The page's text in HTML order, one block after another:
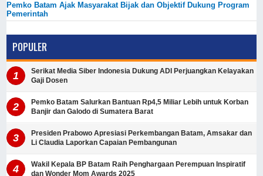
Pemko Batam Ajak Masyarakat Bijak dan Objektif Dukung Program
Pemerintah
POPULER
Serikat Media Siber Indonesia Dukung ADI Perjuangkan Kelayakan
Gaji Dosen
Pemko Batam Salurkan Bantuan Rp4,5 Miliar Lebih untuk Korban
Banjir dan Galodo di Sumatera Barat
Presiden Prabowo Apresiasi Perkembangan Batam, Amsakar dan
Li Claudia Laporkan Capaian Pembangunan
Wakil Kepala BP Batam Raih Penghargaan Perempuan Inspiratif
dan Wonder Mom Awards 2025